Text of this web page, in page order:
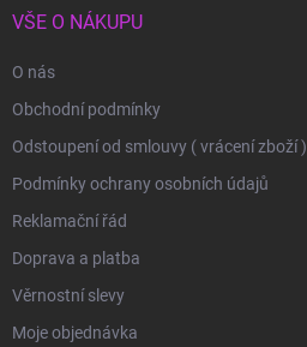
VŠE O NÁKUPU
O nás
Obchodní podmínky
Odstoupení od smlouvy ( vrácení zboží )
Podmínky ochrany osobních údajů
Reklamační řád
Doprava a platba
Věrnostní slevy
Moje objednávka